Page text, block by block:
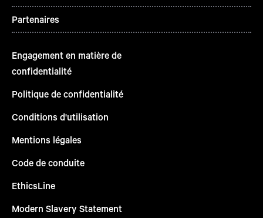
Partenaires
Engagement en matière de
confidentialité
Politique de confidentialité
Conditions d'utilisation
Mentions légales
Code de conduite
EthicsLine
Modern Slavery Statement